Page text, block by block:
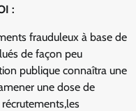
:
frauduleux à base de
de façon peu
publique connaîtra une
une dose de